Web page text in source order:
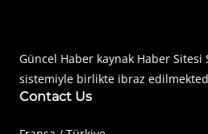
Güncel Haber kaynak Haber Sitesi
sistemiyle birlikte ibraz
Contact Us